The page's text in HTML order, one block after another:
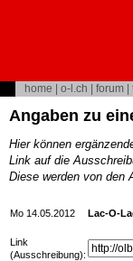
home o-l.ch forum
Angaben zu
Hier können
Link auf die
Diese werden von den
Mo 14.05.2012 Lac-O-
Link
(Ausschreibung):